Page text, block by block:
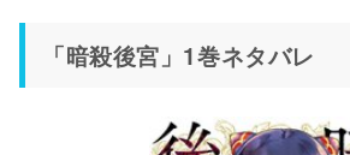
「暗殺後宮」1巻ネタバレ